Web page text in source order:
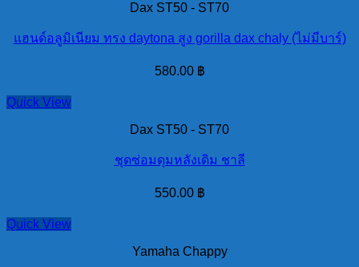
Dax ST50 - ST70
แฮนด์อลูมิเนียม ทรง daytona สูง gorilla dax chaly (ไม่มีบาร์)
580.00 ฿
Quick View
Dax ST50 - ST70
ชุดซ่อมดุมหลังเดิม ชาลี
550.00 ฿
Quick View
Yamaha Chappy